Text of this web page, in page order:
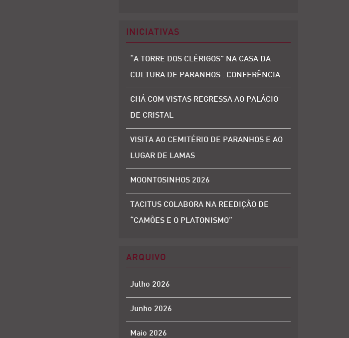
INICIATIVAS
“A TORRE DOS CLÉRIGOS” NA CASA DA
CULTURA DE PARANHOS . CONFERÊNCIA
CHÁ COM VISTAS REGRESSA AO PALÁCIO
DE CRISTAL
VISITA AO CEMITÉRIO DE PARANHOS E AO
LUGAR DE LAMAS
MOONTOSINHOS 2026
TACITUS COLABORA NA REEDIÇÃO DE
“CAMÕES E O PLATONISMO”
ARQUIVO
Julho 2026
Junho 2026
Maio 2026